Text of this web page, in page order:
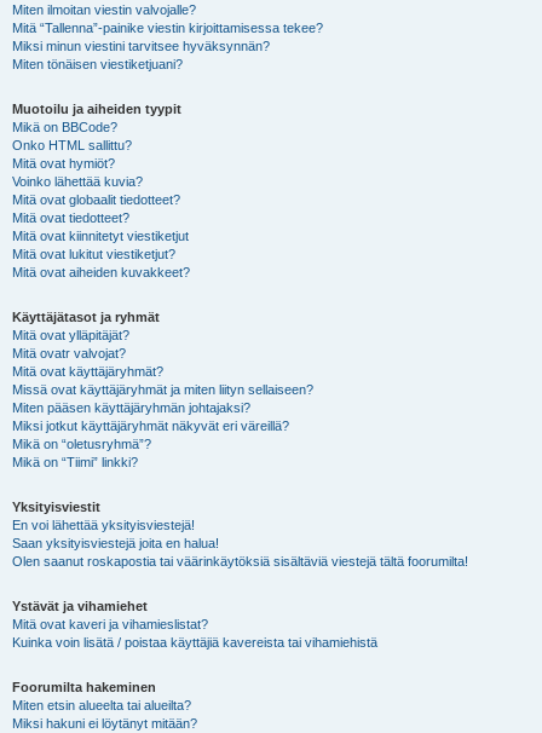
Miten ilmoitan viestin valvojalle?
Mitä “Tallenna”-painike viestin kirjoittamisessa tekee?
Miksi minun viestini tarvitsee hyväksynnän?
Miten tönäisen viestiketjuani?
Muotoilu ja aiheiden tyypit
Mikä on BBCode?
Onko HTML sallittu?
Mitä ovat hymiöt?
Voinko lähettää kuvia?
Mitä ovat globaalit tiedotteet?
Mitä ovat tiedotteet?
Mitä ovat kiinnitetyt viestiketjut
Mitä ovat lukitut viestiketjut?
Mitä ovat aiheiden kuvakkeet?
Käyttäjätasot ja ryhmät
Mitä ovat ylläpitäjät?
Mitä ovatr valvojat?
Mitä ovat käyttäjäryhmät?
Missä ovat käyttäjäryhmät ja miten liityn sellaiseen?
Miten pääsen käyttäjäryhmän johtajaksi?
Miksi jotkut käyttäjäryhmät näkyvät eri väreillä?
Mikä on “oletusryhmä”?
Mikä on “Tiimi” linkki?
Yksityisviestit
En voi lähettää yksityisviestejä!
Saan yksityisviestejä joita en halua!
Olen saanut roskapostia tai väärinkäytöksiä sisältäviä viestejä tältä foorumilta!
Ystävät ja vihamiehet
Mitä ovat kaveri ja vihamieslistat?
Kuinka voin lisätä / poistaa käyttäjiä kavereista tai vihamiehistä
Foorumilta hakeminen
Miten etsin alueelta tai alueilta?
Miksi hakuni ei löytänyt mitään?